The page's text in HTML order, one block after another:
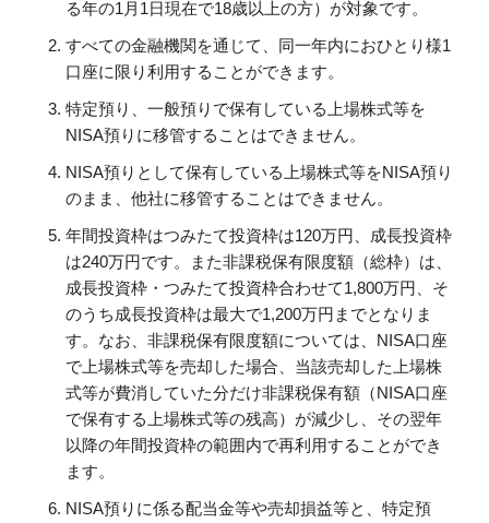
る年の1月1日現在で18歳以上の方）が対象です。
すべての金融機関を通じて、同一年内におひとり様1
口座に限り利用することができます。
特定預り、一般預りで保有している上場株式等を
NISA預りに移管することはできません。
NISA預りとして保有している上場株式等をNISA預り
のまま、他社に移管することはできません。
年間投資枠はつみたて投資枠は120万円、成長投資枠
は240万円です。また非課税保有限度額（総枠）は、
成長投資枠・つみたて投資枠合わせて1,800万円、そ
のうち成長投資枠は最大で1,200万円までとなりま
す。なお、非課税保有限度額については、NISA口座
で上場株式等を売却した場合、当該売却した上場株
式等が費消していた分だけ非課税保有額（NISA口座
で保有する上場株式等の残高）が減少し、その翌年
以降の年間投資枠の範囲内で再利用することができ
ます。
NISA預りに係る配当金等や売却損益等と、特定預